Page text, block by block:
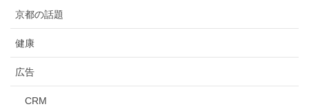
京都の話題
健康
広告
CRM